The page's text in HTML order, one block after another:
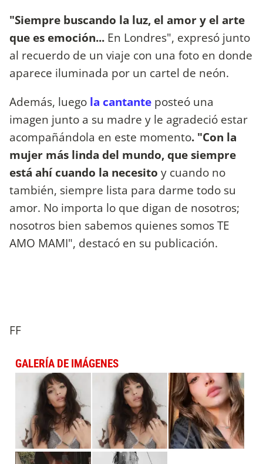
"Siempre buscando la luz, el amor y el arte
que es emoción... En Londres", expresó junto
al recuerdo de un viaje con una foto en donde
aparece iluminada por un cartel de neón.
Además, luego la cantante posteó una
imagen junto a su madre y le agradeció estar
acompañándola en este momento. "Con la
mujer más linda del mundo, que siempre
está ahí cuando la necesito y cuando no
también, siempre lista para darme todo su
amor. No importa lo que digan de nosotros;
nosotros bien sabemos quienes somos TE
AMO MAMI", destacó en su publicación.
FF
GALERÍA DE IMÁGENES